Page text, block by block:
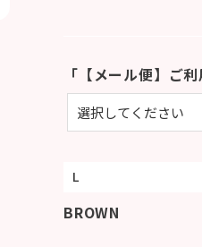
「【メール便】ご
L
BROWN